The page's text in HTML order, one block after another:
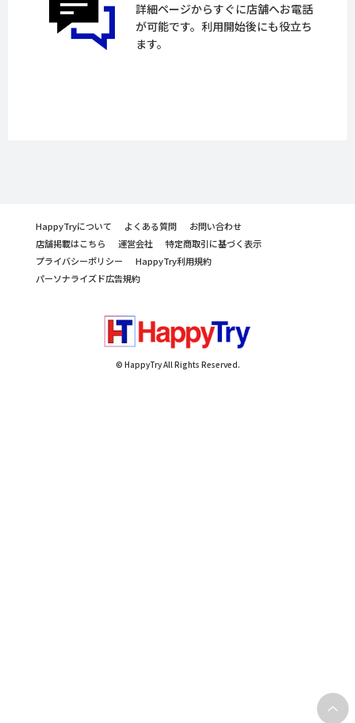
詳細ページからすぐに店舗へお電話
が可能です。利用開始後にも役立ち
ます。
HappyTryについて よくある質問
お問い合わせ
店舗掲載はこちら
運営会社
特定商取引に基づく表示
プライバシーポリシー
HappyTry利用規約
パーソナライズド広告規約
© HappyTry All Rights Reserved.